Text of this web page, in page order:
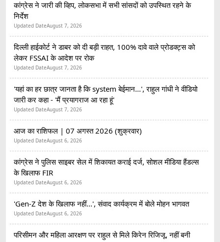
कांग्रेस ने जारी की व्हिप, लोकसभा में सभी सांसदों को उपस्थित रहने के
निर्देश
Updated DateAugust 7, 2026
दिल्ली हाईकोर्ट ने डाबर को दी बड़ी राहत, 100% दावे वाले प्रोडक्ट्स को
लेकर FSSAI के आदेश पर रोक
Updated DateAugust 7, 2026
'यहां का हर छात्र जानता है कि system बेईमान...', राहुल गांधी ने वीडियो
जारी कर कहा - 'मैं प्रयागराज आ रहा हूं'
Updated DateAugust 7, 2026
आज का राशिफल | 07 अगस्त 2026 (शुक्रवार)
Updated DateAugust 6, 2026
कांग्रेस ने पुलिस साइबर सेल में शिकायत कराई दर्ज, सोशल मीडिया हैंडल्स
के खिलाफ FIR
Updated DateAugust 6, 2026
'Gen-Z देश के खिलाफ नहीं...', संवाद कार्यक्रम में बोले मोहन भागवत
Updated DateAugust 6, 2026
परिसीमन और महिला आरक्षण पर राहुल से मिले किरेन रिजिजू, नहीं बनी